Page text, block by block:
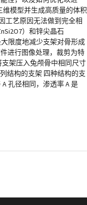
维模型并生成高质量的体积
工艺原因无法做到完全相
）和锌尖晶石
限度地减少支架对骨形成
进行图像处理，裁剪为特
支架压入兔颅骨中相同尺寸
结构的支架 四种结构的支
孔径相同，渗透率 A 是